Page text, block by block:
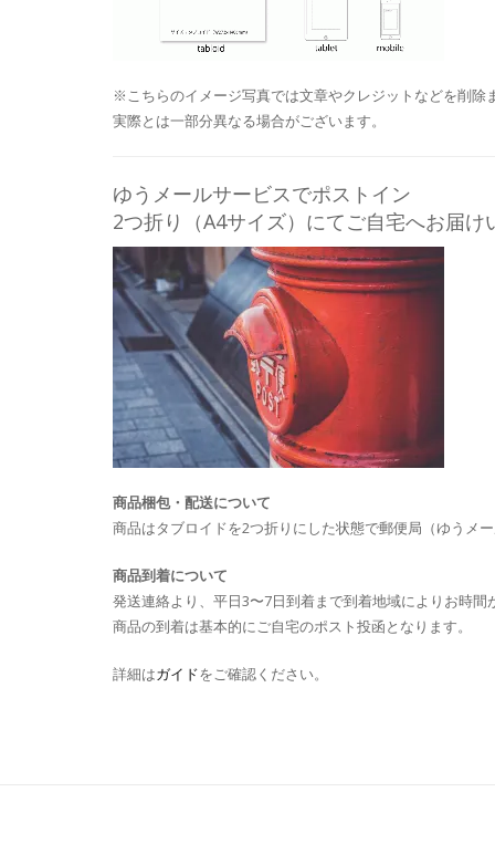
※こちらのイメージ写真では文章やクレジットなどを削除
実際とは一部分異なる場合がございます。
ゆうメールサービスでポストイン
2つ折り（A4サイズ）にてご自宅へお届け
商品梱包・配送について
商品はタブロイドを2つ折りにした状態で郵便局（ゆうメ
商品到着について
発送連絡より、平日3〜7日到着まで到着地域によりお時間
商品の到着は基本的にご自宅のポスト投函となります。
詳細はガイドをご確認ください。